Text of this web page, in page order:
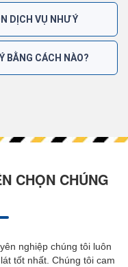
DỊCH VỤ NHƯ Ý
BẰNG CÁCH NÀO?
CHỌN CHÚNG
nghiệp chúng tôi luôn
tốt nhất. Chúng tôi cam